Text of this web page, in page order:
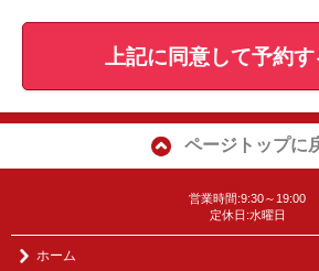
上記に同意して予約
ページトップに
営業時間:9:30～19:00
定休日:水曜日
ホーム